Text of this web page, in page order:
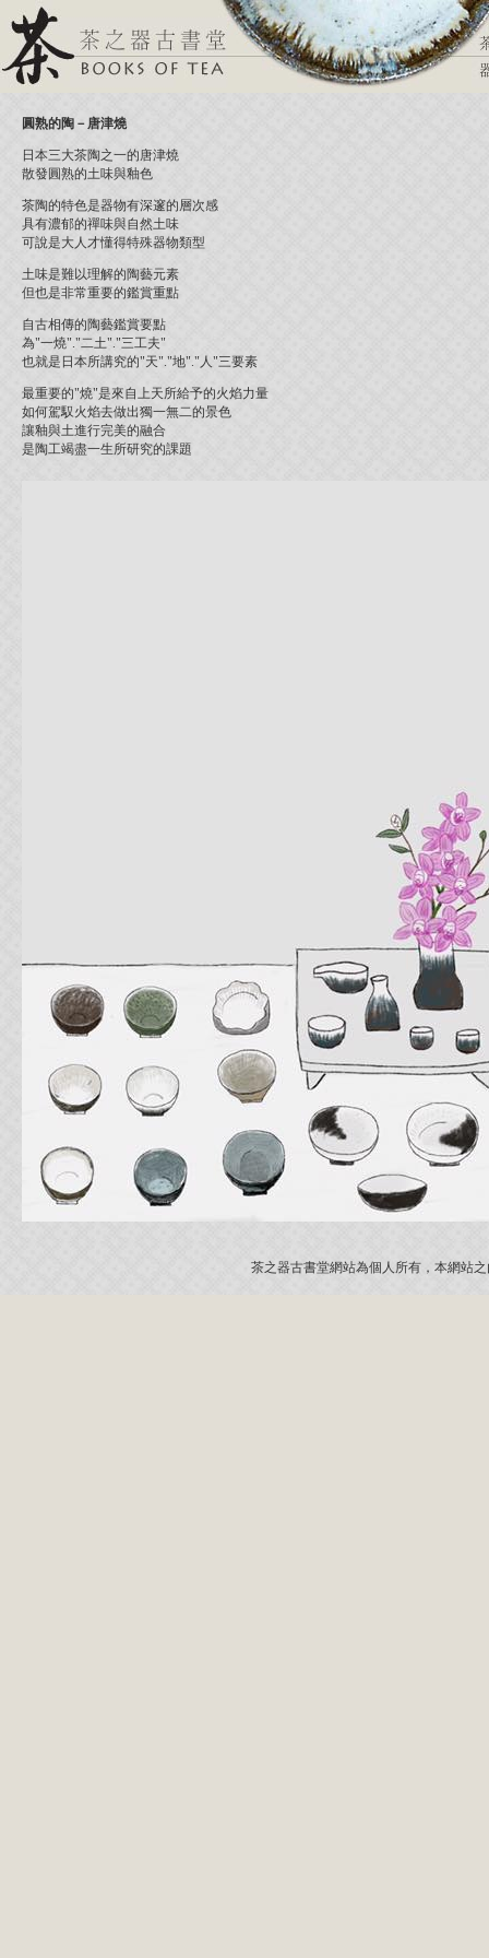
圓熟的陶－唐津燒
日本三大茶陶之一的唐津燒
散發圓熟的土味與釉色
茶陶的特色是器物有深邃的層次感
具有濃郁的禪味與自然土味
可說是大人才懂得特殊器物類型
土味是難以理解的陶藝元素
但也是非常重要的鑑賞重點
自古相傳的陶藝鑑賞要點
為"一燒"."二土"."三工夫"
也就是日本所講究的"天"."地"."人"三要素
最重要的"燒"是來自上天所給予的火焰力量
如何駕馭火焰去做出獨一無二的景色
讓釉與土進行完美的融合
是陶工竭盡一生所研究的課題
茶之器古書堂網站為個人所有，本網站